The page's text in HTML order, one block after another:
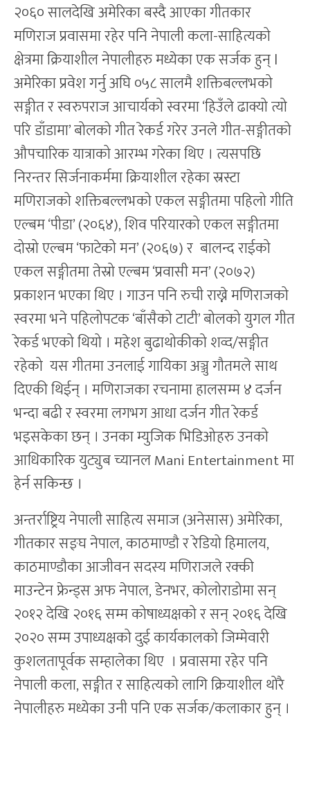
२०६० सालदेखि अमेरिका बस्दै आएका गीतकार
मणिराज प्रवासमा रहेर पनि नेपाली कला-साहित्यको
क्षेत्रमा क्रियाशील नेपालीहरु मध्येका एक सर्जक हुन् l
अमेरिका प्रवेश गर्नु अघि ०५८ सालमै शक्तिबल्लभको
सङ्गीत र स्वरुपराज आचार्यको स्वरमा ‘हिउँले ढाक्यो त्यो
परि डाँडामा’ बोलको गीत रेकर्ड गरेर उनले गीत-सङ्गीतको
औपचारिक यात्राको आरम्भ गरेका थिए । त्यसपछि
निरन्तर सिर्जनाकर्ममा क्रियाशील रहेका स्रस्टा
मणिराजको शक्तिबल्लभको एकल सङ्गीतमा पहिलो गीति
एल्बम ‘पीडा’ (२०६४), शिव परियारको एकल सङ्गीतमा
दोस्रो एल्बम ‘फाटेको मन’ (२०६७) र बालन्द राईको
एकल सङ्गीतमा तेस्रो एल्बम ‘प्रवासी मन’ (२०७२)
प्रकाशन भएका थिए । गाउन पनि रुची राख्ने मणिराजको
स्वरमा भने पहिलोपटक ‘बाँसैको टाटी’ बोलको युगल गीत
रेकर्ड भएको थियो । महेश बुढाथोकीको शव्द/सङ्गीत
रहेको यस गीतमा उनलाई गायिका अञ्जु गौतमले साथ
दिएकी थिईन् । मणिराजका रचनामा हालसम्म ४ दर्जन
भन्दा बढी र स्वरमा लगभग आधा दर्जन गीत रेकर्ड
भइसकेका छन् । उनका म्युजिक भिडिओहरु उनको
आधिकारिक युट्युब च्यानल Mani Entertainment मा
हेर्न सकिन्छ ।
अन्तर्राष्ट्रिय नेपाली साहित्य समाज (अनेसास) अमेरिका,
गीतकार सङ्घ नेपाल, काठमाण्डौ र रेडियो हिमालय,
काठमाण्डौका आजीवन सदस्य मणिराजले रक्की
माउन्टेन फ्रेन्ड्स अफ नेपाल, डेनभर, कोलोराडोमा सन्
२०१२ देखि २०१६ सम्म कोषाध्यक्षको र सन् २०१६ देखि
२०२० सम्म उपाध्यक्षको दुई कार्यकालको जिम्मेवारी
कुशलतापूर्वक सम्हालेका थिए । प्रवासमा रहेर पनि
नेपाली कला, सङ्गीत र साहित्यको लागि क्रियाशील थोरै
नेपालीहरु मध्येका उनी पनि एक सर्जक/कलाकार हुन् ।